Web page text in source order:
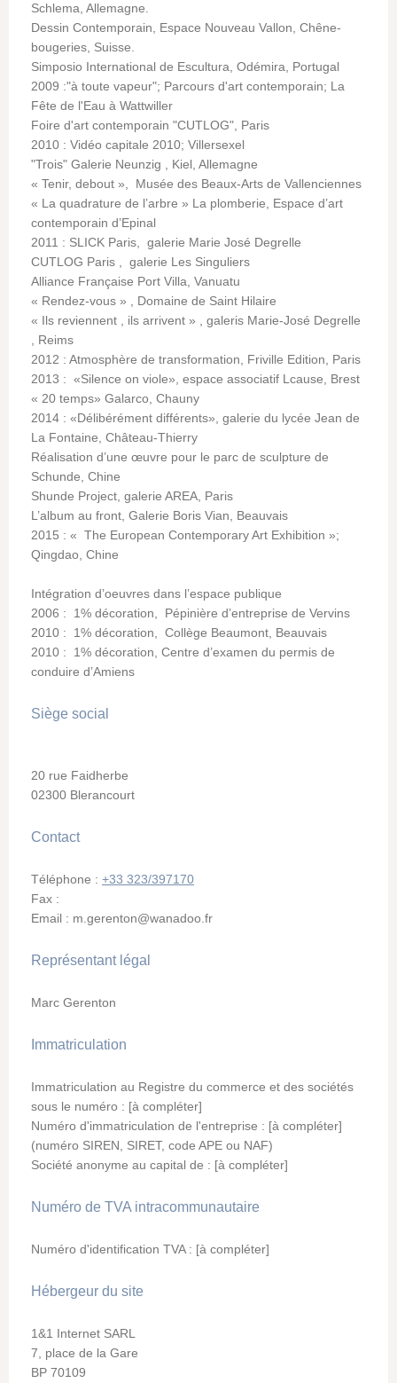
Schlema, Allemagne.
Dessin Contemporain, Espace Nouveau Vallon, Chêne-
bougeries, Suisse.
Simposio International de Escultura, Odémira, Portugal
2009 :"à toute vapeur"; Parcours d'art contemporain; La
Fête de l'Eau à Wattwiller
Foire d'art contemporain "CUTLOG", Paris
2010 : Vidéo capitale 2010; Villersexel
"Trois" Galerie Neunzig , Kiel, Allemagne
« Tenir, debout », Musée des Beaux-Arts de Vallenciennes
« La quadrature de l’arbre » La plomberie, Espace d’art
contemporain d’Epinal
2011 : SLICK Paris, galerie Marie José Degrelle
CUTLOG Paris , galerie Les Singuliers
Alliance Française Port Villa, Vanuatu
« Rendez-vous » , Domaine de Saint Hilaire
« Ils reviennent , ils arrivent » , galeris Marie-José Degrelle
, Reims
2012 : Atmosphère de transformation, Friville Edition, Paris
2013 : «Silence on viole», espace associatif Lcause, Brest
« 20 temps» Galarco, Chauny
2014 : «Délibérément différents», galerie du lycée Jean de
La Fontaine, Château-Thierry
Réalisation d’une œuvre pour le parc de sculpture de
Schunde, Chine
Shunde Project, galerie AREA, Paris
L’album au front, Galerie Boris Vian, Beauvais
2015 : « The European Contemporary Art Exhibition »;
Qingdao, Chine
Intégration d’oeuvres dans l’espace publique
2006 : 1% décoration, Pépinière d’entreprise de Vervins
2010 : 1% décoration, Collège Beaumont, Beauvais
2010 : 1% décoration, Centre d’examen du permis de
conduire d’Amiens
Siège social
20 rue Faidherbe
02300 Blerancourt
Contact
Téléphone : +33 323/397170
Fax :
Email : m.gerenton@wanadoo.fr
Représentant légal
Marc Gerenton
Immatriculation
Immatriculation au Registre du commerce et des sociétés
sous le numéro : [à compléter]
Numéro d'immatriculation de l'entreprise : [à compléter]
(numéro SIREN, SIRET, code APE ou NAF)
Société anonyme au capital de : [à compléter]
Numéro de TVA intracommunautaire
Numéro d'identification TVA : [à compléter]
Hébergeur du site
1&1 Internet SARL
7, place de la Gare
BP 70109